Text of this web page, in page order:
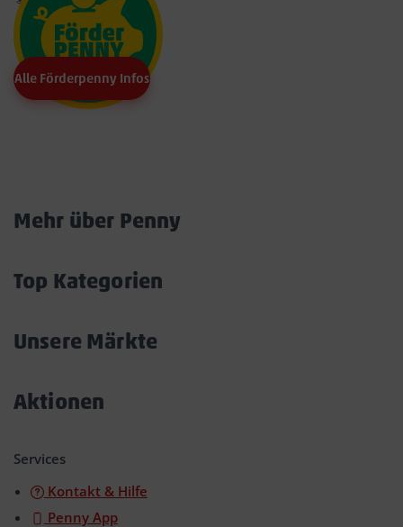
Alle Förderpenny Infos
Mehr über Penny
Top Kategorien
Unsere Märkte
Aktionen
Services
Kontakt & Hilfe
Penny App